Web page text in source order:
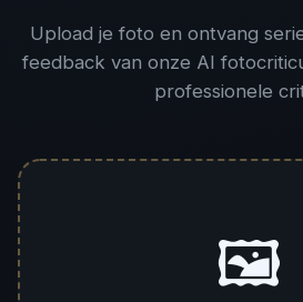
Upload je foto en ontvang
feedback van onze AI
professionele
🖼️